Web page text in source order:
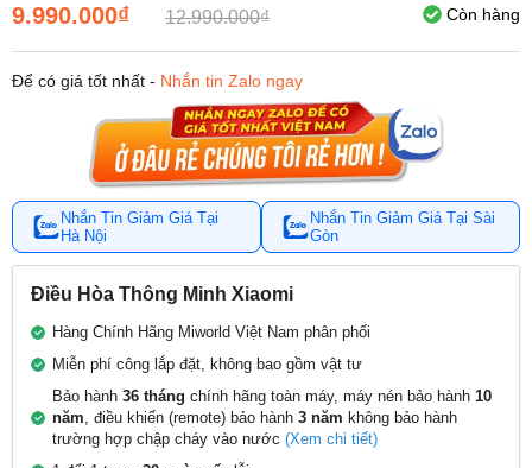
9.990.000₫ 12.990.000₫ Còn hàng
Để có giá tốt nhất - Nhắn tin Zalo ngay
Nhắn Tin Giảm Giá Tại
Hà Nội
Nhắn Tin Giảm Giá Tại Sài
Gòn
Điều Hòa Thông Minh Xiaomi
Hàng Chính Hãng Miworld Việt Nam phân phối
Miễn phí công lắp đặt, không bao gồm vật tư
Bảo hành 36 tháng chính hãng toàn máy, máy nén bảo hành 10
năm, điều khiển (remote) bảo hành 3 năm không bảo hành
trường hợp chập cháy vào nước (Xem chi tiết)